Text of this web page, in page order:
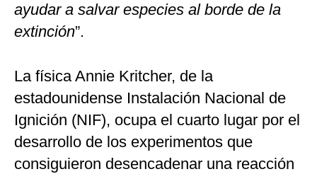
ayudar a salvar especies al borde de la
extinción”.
La física Annie Kritcher, de la
estadounidense Instalación Nacional de
Ignición (NIF), ocupa el cuarto lugar por el
desarrollo de los experimentos que
consiguieron desencadenar una reacción